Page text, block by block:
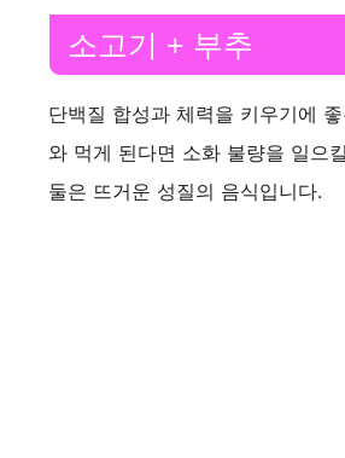
소고기 + 부추
단백질 합성과 체력을 키우기에
와 먹게 된다면 소화 불량을 일으
둘은 뜨거운 성질의 음식입니다.